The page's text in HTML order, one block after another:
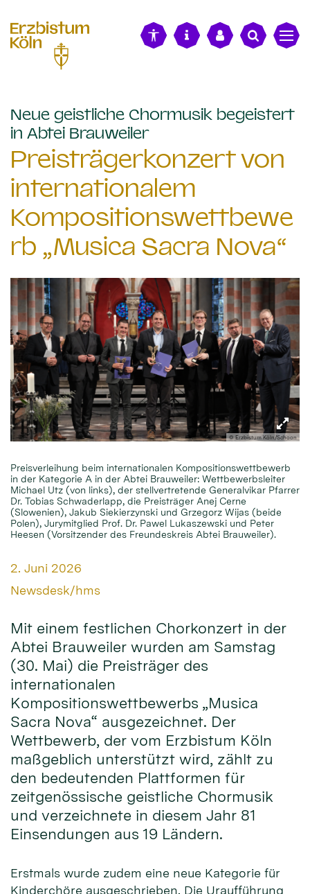
Neue geistliche Chormusik begeistert
in Abtei Brauweiler:
Preisträgerkonzert von
internationalem
Kompositionswettbewe
rb „Musica Sacra Nova“
© Erzbistum Köln/Schoon
Preisverleihung beim internationalen Kompositionswettbewerb
in der Kategorie A in der Abtei Brauweiler: Wettbewerbsleiter
Michael Utz (von links), der stellvertretende Generalvikar Pfarrer
Dr. Tobias Schwaderlapp, die Preisträger Anej Cerne
(Slowenien), Jakub Siekierzynski und Grzegorz Wijas (beide
Polen), Jurymitglied Prof. Dr. Pawel Lukaszewski und Peter
Heesen (Vorsitzender des Freundeskreis Abtei Brauweiler).
Datum:
2. Juni 2026
Von:
Newsdesk/hms
Mit einem festlichen Chorkonzert in der
Abtei Brauweiler wurden am Samstag
(30. Mai) die Preisträger des
internationalen
Kompositionswettbewerbs „Musica
Sacra Nova“ ausgezeichnet. Der
Wettbewerb, der vom Erzbistum Köln
maßgeblich unterstützt wird, zählt zu
den bedeutenden Plattformen für
zeitgenössische geistliche Chormusik
und verzeichnete in diesem Jahr 81
Einsendungen aus 19 Ländern.
Erstmals wurde zudem eine neue Kategorie für
Kinderchöre ausgeschrieben. Die Uraufführung